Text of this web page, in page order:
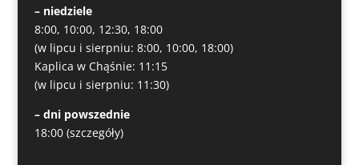
– niedziele
8:00, 10:00, 12:30, 18:00
(w lipcu i sierpniu: 8:00, 10:00, 18:00)
Kaplica w Chąśnie: 11:15
(w lipcu i sierpniu: 11:30)
– dni powszednie
18:00 (szczegóły)